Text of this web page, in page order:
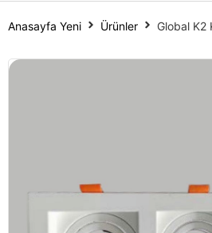
Anasayfa Yeni Ürünler Global K2